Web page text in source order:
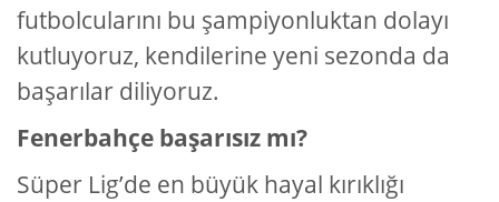
futbolcularını bu şampiyonluktan dolayı
kutluyoruz, kendilerine yeni sezonda da
başarılar diliyoruz.
Fenerbahçe başarısız mı?
Süper Lig’de en büyük hayal kırıklığı